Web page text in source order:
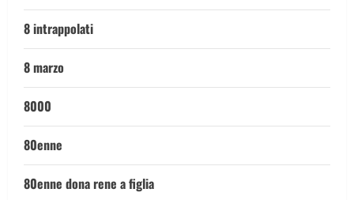
8 intrappolati
8 marzo
8000
80enne
80enne dona rene a figlia